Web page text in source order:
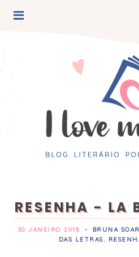
RESENHA - LA
30 JANEIRO 2018 • BRUNA
DAS LETRAS,